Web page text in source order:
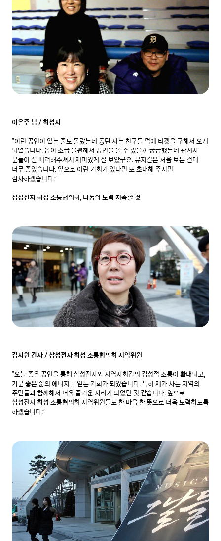
이은주 님 / 화성시
“이런 공연이 있는 줄도 몰랐는데 동탄 사는 친구들 덕에 티켓을 구해서 오게
되었습니다. 몸이 조금 불편해서 공연을 볼 수 있을까 궁금했는데 관계자
분들이 잘 배려해주셔서 재미있게 잘 보았구요. 뮤지컬은 처음 보는 건데
너무 좋았습니다. 앞으로 이런 기회가 있다면 또 초대해 주시면
감사하겠습니다.”
삼성전자 화성 소통협의회, 나눔의 노력 지속할 것
김지원 간사 / 삼성전자 화성 소통협의회 지역위원
“오늘 좋은 공연을 통해 삼성전자와 지역사회간의 감성적 소통이 확대되고,
기분 좋은 삶의 에너지를 얻는 기회가 되었습니다. 특히 제가 사는 지역의
주민들과 함께해서 더욱 즐거운 자리가 되었던 것 같습니다. 앞으로
삼성전자 화성 소통협의회 지역위원들도 한 마음 한 뜻으로 더욱 노력하도록
하겠습니다.”